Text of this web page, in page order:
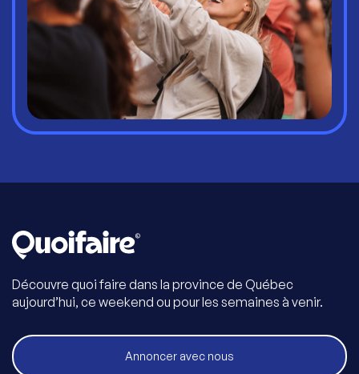
Découvre quoi faire dans la province de Québec
aujourd’hui, ce weekend ou pour les semaines à venir.
Annoncer avec nous